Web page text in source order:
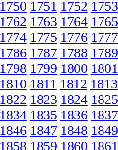
1750 1751 1752 1753
1762 1763 1764 1765
1774 1775 1776 1777
1786 1787 1788 1789
1798 1799 1800 1801
1810 1811 1812 1813
1822 1823 1824 1825
1834 1835 1836 1837
1846 1847 1848 1849
1858 1859 1860 1861